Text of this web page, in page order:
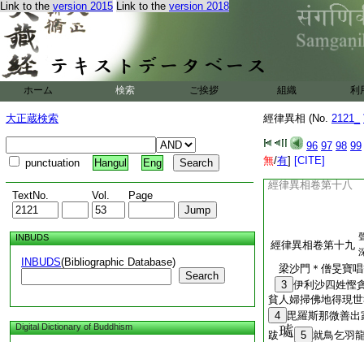
Link to the version 2015 Link to the version 2018
ホーム 検索 ご挨拶 組織 利
大正蔵検索
punctuation Hangul Eng
TextNo. Vol. Page
INBUDS
INBUDS(Bibliographic Database)
Search
Digital Dictionary of Buddhism
經律異相 (No. 2121_
96 97 98 99
無/有] [CITE]
鬼大恚。欲殺沙門
其短。不能得便。
僧物者。即於坐上
有沙門先
共學
沙門惡性不可共止。
爲得道未。夜到其
道
29 出一卷
30 雜喩經
經律異相卷第十八
經律異相卷第十九
梁沙門＊僧旻寶
3 伊利沙四姓慳
貧人婦掃佛地得現
4 毘羅斯那微善
跋
5 就鳥乞羽